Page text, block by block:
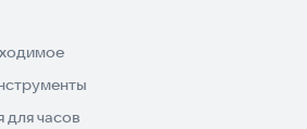
часов